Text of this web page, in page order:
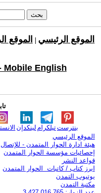
الموقع الرئيسي الموقع
Mobile English
لينكدإن تيلكرامبنترست
الموقع الرئيسي
هيئة ادارة الحوار المتمدن - للإتصال
إحصائيات مؤسسة الحوار المتمدن
قواعد النشر
ابرز كتاب / كاتبات الحوار المتمدن
يوتيوب التمدن
مكتبة التمدن